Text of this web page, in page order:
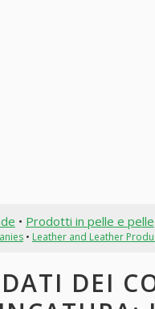
• Prodotti in pelle e pelle
• Leather and Leather
DATI DEI